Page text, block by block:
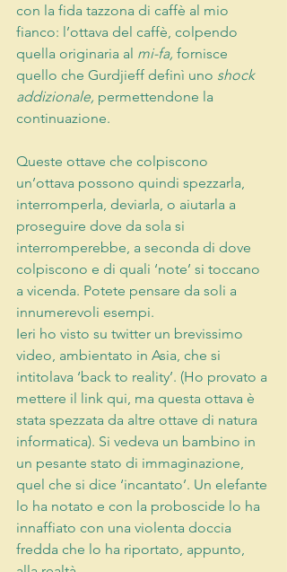
con la fida tazzona di caffè al mio
fianco: l’ottava del caffè, colpendo
quella originaria al mi-fa, fornisce
quello che Gurdjieff definì uno shock
addizionale, permettendone la
continuazione.
Queste ottave che colpiscono
un’ottava possono quindi spezzarla,
interromperla, deviarla, o aiutarla a
proseguire dove da sola si
interromperebbe, a seconda di dove
colpiscono e di quali ‘note’ si toccano
a vicenda. Potete pensare da soli a
innumerevoli esempi.
Ieri ho visto su twitter un brevissimo
video, ambientato in Asia, che si
intitolava ‘back to reality’. (Ho provato a
mettere il link qui, ma questa ottava è
stata spezzata da altre ottave di natura
informatica). Si vedeva un bambino in
un pesante stato di immaginazione,
quel che si dice ‘incantato’. Un elefante
lo ha notato e con la proboscide lo ha
innaffiato con una violenta doccia
fredda che lo ha riportato, appunto,